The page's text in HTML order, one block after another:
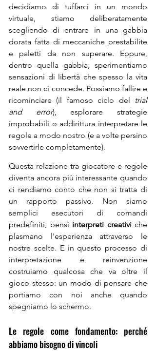
decidiamo di tuffarci in un mondo
virtuale, stiamo deliberatamente
scegliendo di entrare in una gabbia
dorata fatta di meccaniche prestabilite
e paletti da non superare. Eppure,
dentro quella gabbia, sperimentiamo
sensazioni di libertà che spesso la vita
reale non ci concede. Possiamo fallire e
ricominciare (il famoso ciclo del
trial
and error), esplorare strategie
improbabili o addirittura interpretare le
regole a modo nostro (e a volte persino
sovvertirle completamente).
Questa relazione tra giocatore e regole
diventa ancora più interessante quando
ci rendiamo conto che non si tratta di
un rapporto passivo. Non siamo
semplici esecutori di comandi
predefiniti, bensì interpreti creativi che
plasmano l'esperienza attraverso le
nostre scelte. E in questo processo di
interpretazione e reinvenzione
costruiamo qualcosa che va oltre il
gioco stesso: un modo di pensare che
portiamo con noi anche quando
spegniamo lo schermo.
Le regole come fondamento: perché
abbiamo bisogno di vincoli